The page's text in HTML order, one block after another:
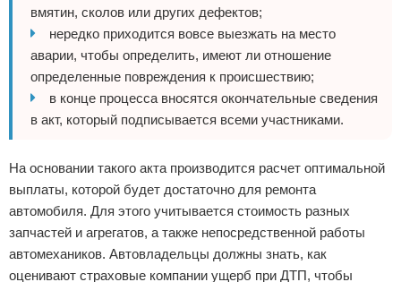
вмятин, сколов или других дефектов;
нередко приходится вовсе выезжать на место
аварии, чтобы определить, имеют ли отношение
определенные повреждения к происшествию;
в конце процесса вносятся окончательные сведения
в акт, который подписывается всеми участниками.
На основании такого акта производится расчет оптимальной
выплаты, которой будет достаточно для ремонта
автомобиля. Для этого учитывается стоимость разных
запчастей и агрегатов, а также непосредственной работы
автомехаников. Автовладельцы должны знать, как
оценивают страховые компании ущерб при ДТП, чтобы